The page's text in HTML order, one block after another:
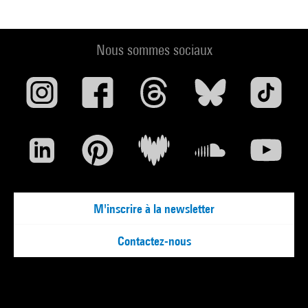
Nous sommes sociaux
M'inscrire à la newsletter
Contactez-nous